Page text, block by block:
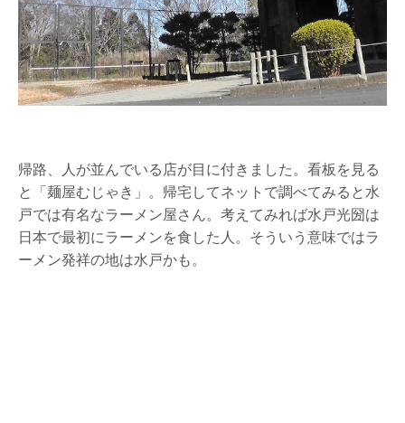
帰路、人が並んでいる店が目に付きました。看板を見る
と「麺屋むじゃき」。帰宅してネットで調べてみると水
戸では有名なラーメン屋さん。考えてみれば水戸光圀は
日本で最初にラーメンを食した人。そういう意味ではラ
ーメン発祥の地は水戸かも。